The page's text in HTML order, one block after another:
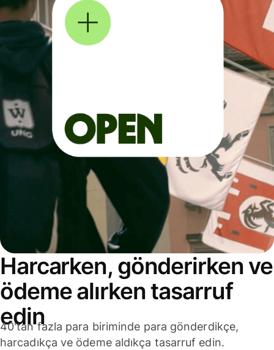
Harcarken, gönderirken ve
ödeme alırken tasarruf
edin
40'tan fazla para biriminde para gönderdikçe,
harcadıkça ve ödeme aldıkça tasarruf edin.